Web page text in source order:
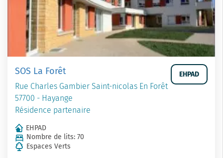
SOS La Forêt
Rue Charles Gambier Saint-nicolas En Forêt
57700 - Hayange
Résidence partenaire
EHPAD
EHPAD
Nombre de lits: 70
Espaces Verts